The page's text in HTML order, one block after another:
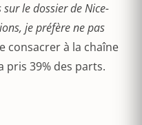
le dossier de Nice-
je préfère ne pas
consacrer à la chaîne
pris 39% des parts.